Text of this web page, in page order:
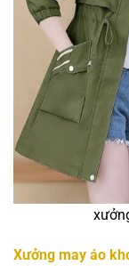
Xưởng may áo